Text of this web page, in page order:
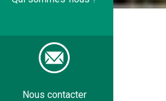
Nous contacter